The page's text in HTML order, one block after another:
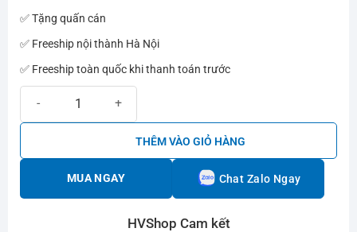
✅ Tặng quấn cán
✅ Freeship nội thành Hà Nội
✅ Freeship toàn quốc khi thanh toán trước
THÊM VÀO GIỎ HÀNG
MUA NGAY Chat Zalo Ngay
HVShop Cam kết